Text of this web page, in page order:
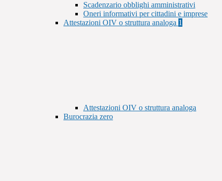
Scadenzario obblighi amministrativi
Oneri informativi per cittadini e imprese
Attestazioni OIV o struttura analoga 1
Attestazioni OIV o struttura analoga
Burocrazia zero